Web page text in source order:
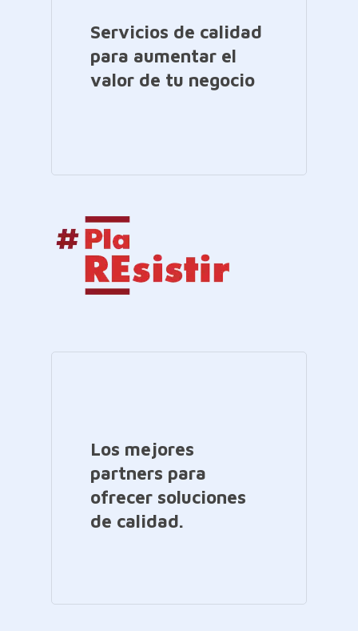
Servicios de calidad
para aumentar el
valor de tu negocio
Los mejores
partners para
ofrecer soluciones
de calidad.